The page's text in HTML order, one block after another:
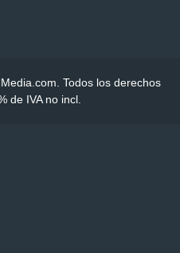
Todos los derechos
de IVA no incl.